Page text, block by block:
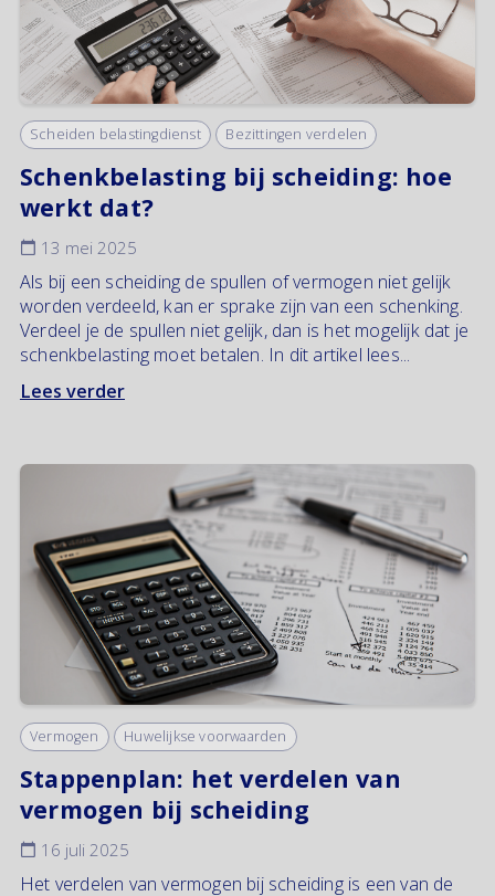
Scheiden belastingdienst Bezittingen verdelen
Schenkbelasting bij scheiding: hoe
werkt dat?
13 mei 2025
Als bij een scheiding de spullen of vermogen niet gelijk
worden verdeeld, kan er sprake zijn van een schenking.
Verdeel je de spullen niet gelijk, dan is het mogelijk dat je
schenkbelasting moet betalen. In dit artikel lees...
Lees verder
Vermogen Huwelijkse voorwaarden
Stappenplan: het verdelen van
vermogen bij scheiding
16 juli 2025
Het verdelen van vermogen bij scheiding is een van de